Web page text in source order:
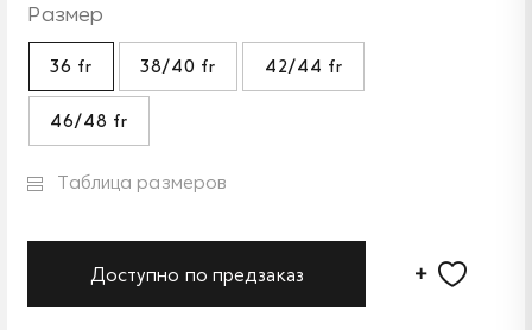
Размер
36 fr 38/40 fr 42/44 fr
46/48 fr
Таблица размеров
Доступно по предзаказ